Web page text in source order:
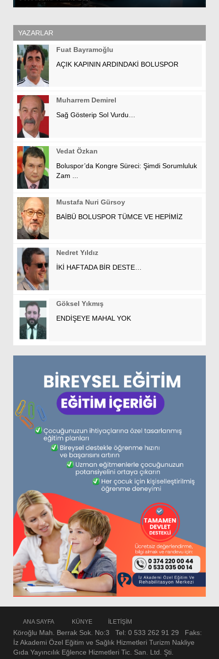
YAZARLAR
Fuat Bayramoğlu
AÇIK KAPININ ARDINDAKİ BOLUSPOR
Muharrem Demirel
Sağ Gösterip Sol Vurdu…
Vedat Özkan
Boluspor’da Kongre Süreci: Şimdi Sorumluluk
Zam ...
Mustafa Nuri Gürsoy
BAİBÜ BOLUSPOR TÜMCE VE HEPİMİZ
Nedret Yıldız
İKİ HAFTADA BİR DESTE…
Göksel Yıkmış
ENDİŞEYE MAHAL YOK
ANA SAYFA KÜNYE İLETİŞİM
Köroğlu Mah. Berrak Sok. No:3 Tel: 0 533 262 91 29 Faks:
İz Akademi Özel Eğitim ve Sağlık Hizmetleri Turizm Nakliye
Gıda Yayıncılık Eğlence Hizmetleri Tic. San. Ltd. Şti.